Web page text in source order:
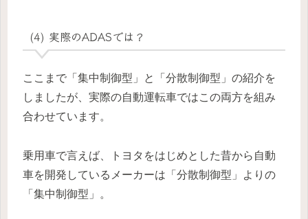
(4) 実際のADASでは？
ここまで「集中制御型」と「分散制御型」の紹介を
しましたが、実際の自動運転車ではこの両方を組み
合わせています。
乗用車で言えば、トヨタをはじめとした昔から自動
車を開発しているメーカーは「分散制御型」よりの
「集中制御型」。